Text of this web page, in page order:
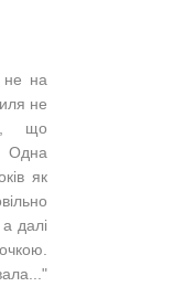
не на
не
що
Одна
як
далі